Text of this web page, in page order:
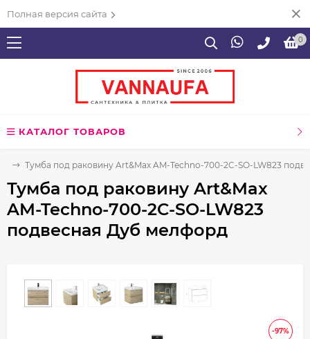
Полная версия сайта
0
КАТАЛОГ ТОВАРОВ
Тумба под раковину Art&Max AM-Techno-700-2C-SO-LW823
Тумба под раковину Art&Max
AM-Techno-700-2C-SO-LW823
подвесная Дуб мелфорд
-97%